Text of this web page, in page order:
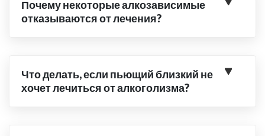
Почему некоторые алкозависимые
отказываются от лечения?
Что делать, если пьющий близкий не
хочет лечиться от алкоголизма?